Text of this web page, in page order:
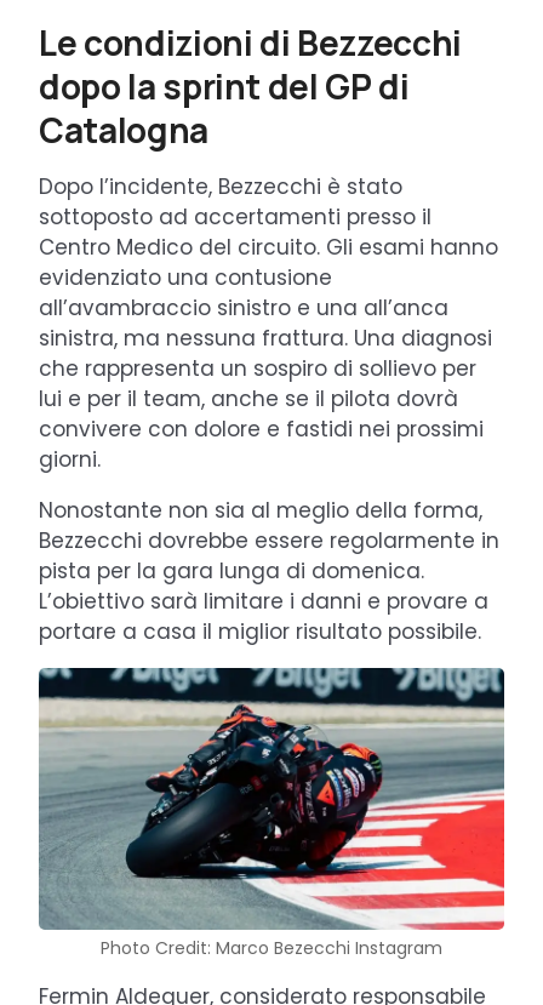
Le condizioni di Bezzecchi
dopo la sprint del GP di
Catalogna
Dopo l’incidente, Bezzecchi è stato
sottoposto ad accertamenti presso il
Centro Medico del circuito. Gli esami hanno
evidenziato una contusione
all’avambraccio sinistro e una all’anca
sinistra, ma nessuna frattura. Una diagnosi
che rappresenta un sospiro di sollievo per
lui e per il team, anche se il pilota dovrà
convivere con dolore e fastidi nei prossimi
giorni.
Nonostante non sia al meglio della forma,
Bezzecchi dovrebbe essere regolarmente in
pista per la gara lunga di domenica.
L’obiettivo sarà limitare i danni e provare a
portare a casa il miglior risultato possibile.
Photo Credit: Marco Bezecchi Instagram
Fermin Aldeguer, considerato responsabile